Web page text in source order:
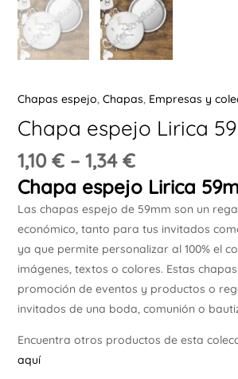
Chapas espejo, Chapas, Empresas y
Chapa espejo Lirica
1,10 €– 1,34 €
Chapa espejo Lirica
Las chapas espejo de 59mm son un
económico, tanto para tus invitados
ya que permite personalizar al 100% el
imágenes, textos o colores. Estas
promoción de eventos y productos o
invitados de una boda, comunión o
Encuentra otros productos de esta
aquí